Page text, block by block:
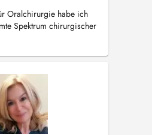
Oralchirurgie habe ich
Spektrum chirurgischer
spezialisiert. Dazu
die Entfernung einfacher
sowie
oralchirurgische B...